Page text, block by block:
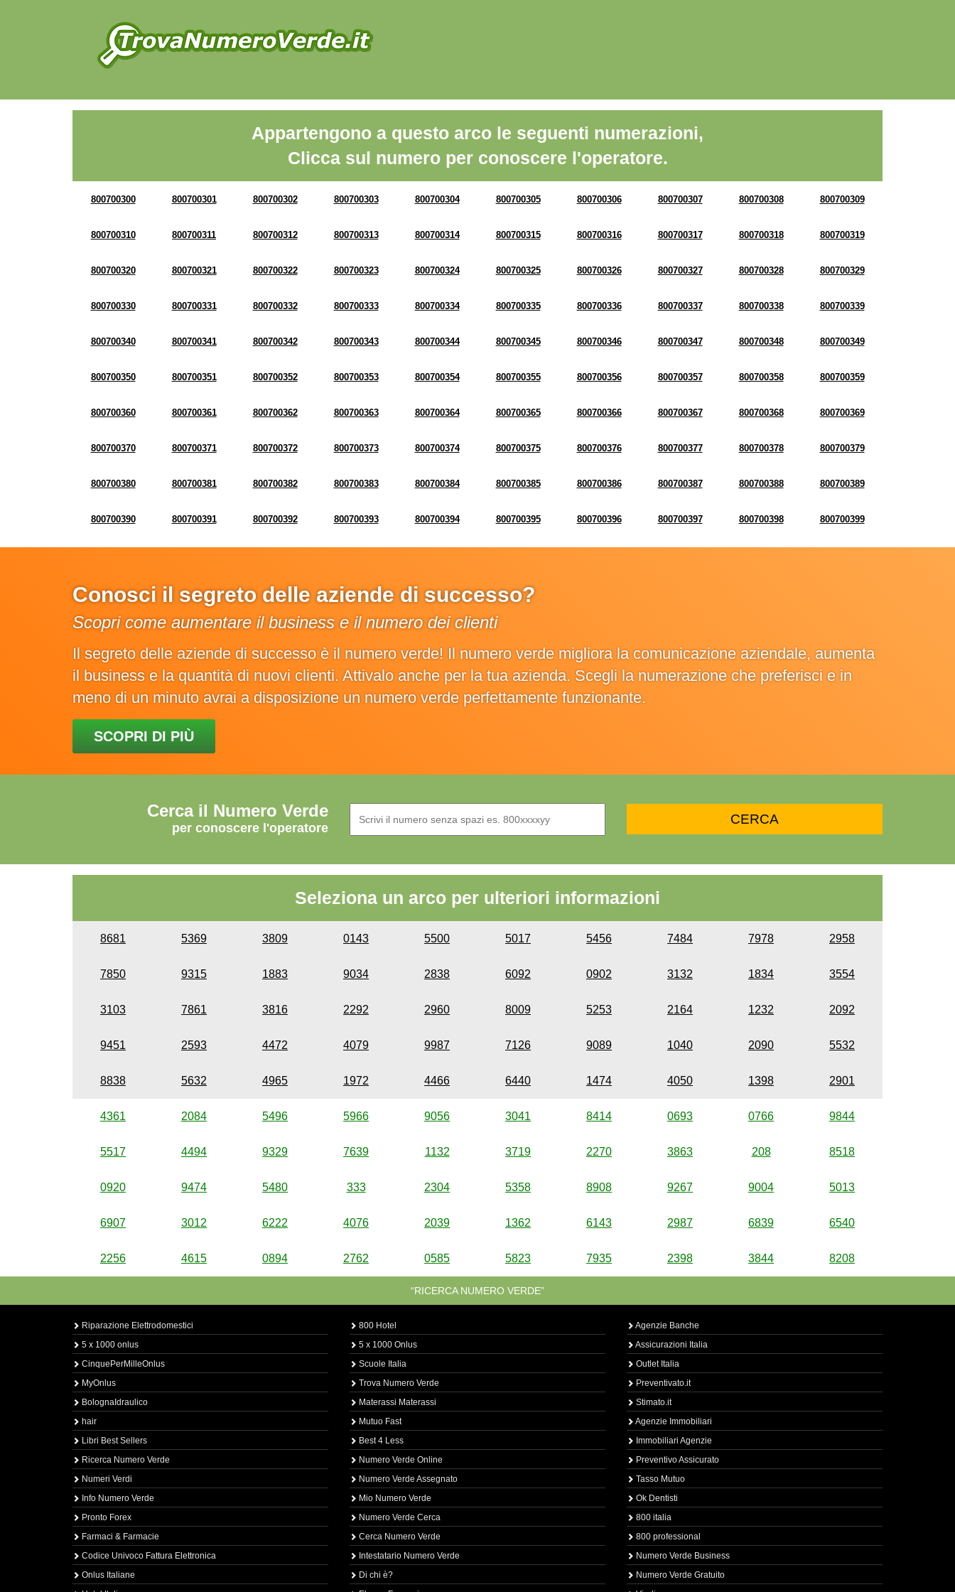
Appartengono a questo arco le seguenti numerazioni,
Clicca sul numero per conoscere l'operatore.
800700300 800700301 800700302 800700303 800700304 800700305 800700306 800700307 800700308 800700309
800700310 800700311 800700312 800700313 800700314 800700315 800700316 800700317 800700318 800700319
800700320 800700321 800700322 800700323 800700324 800700325 800700326 800700327 800700328 800700329
800700330 800700331 800700332 800700333 800700334 800700335 800700336 800700337 800700338 800700339
800700340 800700341 800700342 800700343 800700344 800700345 800700346 800700347 800700348 800700349
800700350 800700351 800700352 800700353 800700354 800700355 800700356 800700357 800700358 800700359
800700360 800700361 800700362 800700363 800700364 800700365 800700366 800700367 800700368 800700369
800700370 800700371 800700372 800700373 800700374 800700375 800700376 800700377 800700378 800700379
800700380 800700381 800700382 800700383 800700384 800700385 800700386 800700387 800700388 800700389
800700390 800700391 800700392 800700393 800700394 800700395 800700396 800700397 800700398 800700399
Conosci il segreto delle aziende di successo?
Scopri come aumentare il business e il numero dei clienti
Il segreto delle aziende di successo è il numero verde! Il numero verde migliora la comunicazione aziendale, aumenta
il business e la quantità di nuovi clienti. Attivalo anche per la tua azienda. Scegli la numerazione che preferisci e in
meno di un minuto avrai a disposizione un numero verde perfettamente funzionante.
SCOPRI DI PIÙ
Cerca il Numero Verde
per conoscere l'operatore
Seleziona un arco per ulteriori informazioni
8681 5369 3809 0143 5500 5017 5456 7484 7978 2958
7850 9315 1883 9034 2838 6092 0902 3132 1834 3554
3103 7861 3816 2292 2960 8009 5253 2164 1232 2092
9451 2593 4472 4079 9987 7126 9089 1040 2090 5532
8838 5632 4965 1972 4466 6440 1474 4050 1398 2901
4361 2084 5496 5966 9056 3041 8414 0693 0766 9844
5517 4494 9329 7639 1132 3719 2270 3863 208 8518
0920 9474 5480 333 2304 5358 8908 9267 9004 5013
6907 3012 6222 4076 2039 1362 6143 2987 6839 6540
2256 4615 0894 2762 0585 5823 7935 2398 3844 8208
“RICERCA NUMERO VERDE”
Riparazione Elettrodomestici
5 x 1000 onlus
CinquePerMilleOnlus
MyOnlus
BolognaIdraulico
hair
Libri Best Sellers
Ricerca Numero Verde
Numeri Verdi
Info Numero Verde
Pronto Forex
Farmaci & Farmacie
Codice Univoco Fattura Elettronica
Onlus Italiane
800 Hotel
5 x 1000 Onlus
Scuole Italia
Trova Numero Verde
Materassi Materassi
Mutuo Fast
Best 4 Less
Numero Verde Online
Numero Verde Assegnato
Mio Numero Verde
Numero Verde Cerca
Cerca Numero Verde
Intestatario Numero Verde
Di chi è?
Agenzie Banche
Assicurazioni Italia
Outlet Italia
Preventivato.it
Stimato.it
Agenzie Immobiliari
Immobiliari Agenzie
Preventivo Assicurato
Tasso Mutuo
Ok Dentisti
800 italia
800 professional
Numero Verde Business
Numero Verde Gratuito